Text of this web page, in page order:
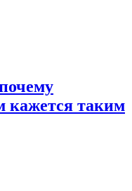
кажется таким